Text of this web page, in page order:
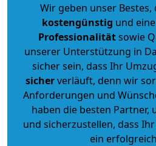
Wir geben unser Bestes,
kostengünstig und eine
Professionalitätsowie
unserer Unterstützung in
sicher sein, dass Ihr
sicherverläuft, denn wir
Anforderungen und
haben die besten Partner,
und sicherzustellen, dass
ein